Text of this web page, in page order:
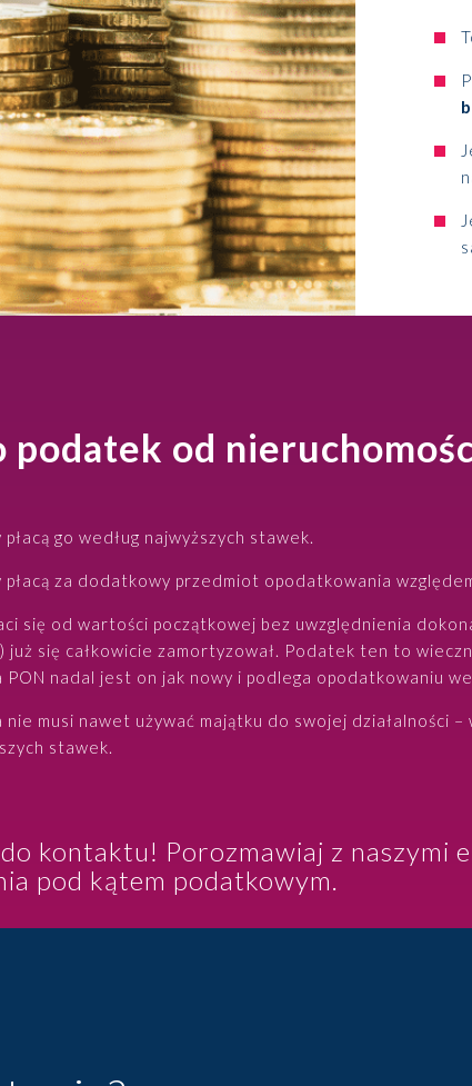
podatek od
go według najwyższych stawek.
za dodatkowy przedmiot opodatkowania
się od wartości początkowej bez uwzględnienia
już się całkowicie zamortyzował. Podatek ten to
PON nadal jest on jak nowy i podlega opodatkowaniu
nie musi nawet używać majątku do swojej działalności
stawek.
kontaktu! Porozmawiaj z naszymi
pod kątem podatkowym.